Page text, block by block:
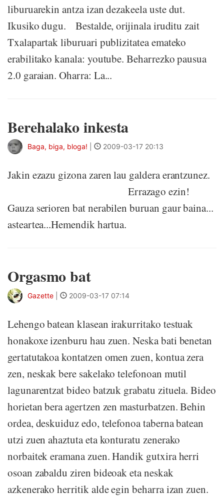
liburuarekin antza izan dezakeela uste dut.
Ikusiko dugu. Bestalde, orijinala iruditu zait
Txalapartak liburuari publizitatea emateko
erabilitako kanala: youtube. Beharrezko pausua
2.0 garaian. Oharra: La...
Berehalako inkesta
Baga, biga, bloga! 2009-03-17 20:13
Jakin ezazu gizona zaren lau galdera erantzunez.
Errazago ezin!
Gauza serioren bat nerabilen buruan gaur baina...
asteartea...Hemendik hartua.
Orgasmo bat
Gazette 2009-03-17 07:14
Lehengo batean klasean irakurritako testuak
honakoxe izenburu hau zuen. Neska bati benetan
gertatutakoa kontatzen omen zuen, kontua zera
zen, neskak bere sakelako telefonoan mutil
lagunarentzat bideo batzuk grabatu zituela. Bideo
horietan bera agertzen zen masturbatzen. Behin
ordea, deskuiduz edo, telefonoa taberna batean
utzi zuen ahaztuta eta konturatu zenerako
norbaitek eramana zuen. Handik gutxira herri
osoan zabaldu ziren bideoak eta neskak
azkenerako herritik alde egin beharra izan zuen.